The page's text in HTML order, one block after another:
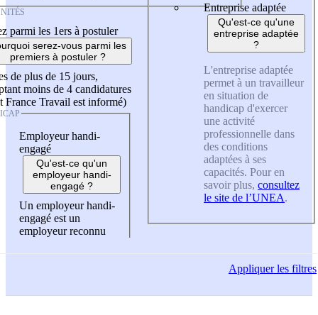
parmi les 1ers à postuler
serez-vous parmi les
premiers à postuler ?
de plus de 15 jours,
moins de 4 candidatures
France Travail est informé)
Employeur handi-
engagé
Qu'est-ce qu'un
employeur handi-
engagé ?
Un employeur handi-
engagé est un
employeur reconnu
Entreprise adaptée
Qu'est-ce qu'une
entreprise adaptée
?
L'entreprise adaptée
permet à un travailleur
en situation de
handicap d'exercer
une activité
professionnelle dans
des conditions
adaptées à ses
capacités. Pour en
savoir plus, consultez
le site de l’UNEA.
Appliquerles filtres